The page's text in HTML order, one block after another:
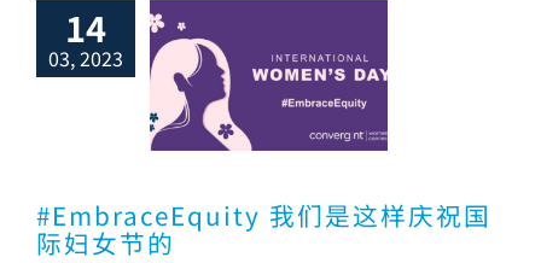
14
03, 2023
#EmbraceEquity 我们是这样庆祝国
际妇女节的